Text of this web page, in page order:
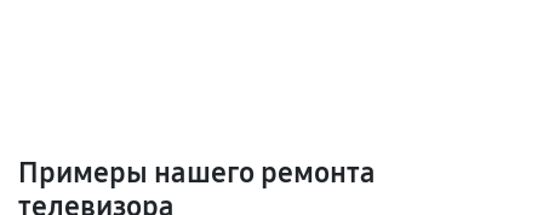
Примеры нашего ремонта
телевизора